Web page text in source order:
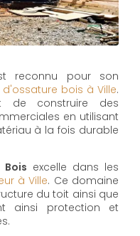
reconnu pour son
d'ossature bois à Ville.
de construire des
en utilisant
à la fois durable
excelle dans les
à Ville. Ce domaine
du toit ainsi que
ainsi protection et